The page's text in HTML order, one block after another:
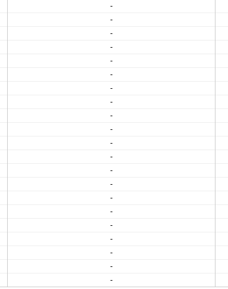
-
-
-
-
-
-
-
-
-
-
-
-
-
-
-
-
-
-
-
-
-